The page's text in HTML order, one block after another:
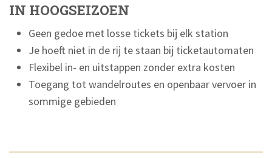
IN HOOGSEIZOEN
Geen gedoe met losse tickets bij elk station
Je hoeft niet in de rij te staan bij ticketautomaten
Flexibel in- en uitstappen zonder extra kosten
Toegang tot wandelroutes en openbaar vervoer in
sommige gebieden